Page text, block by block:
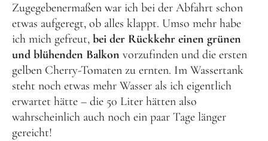
Zugegebenermaßen war ich bei der Abfahrt schon
etwas aufgeregt, ob alles klappt. Umso mehr habe
ich mich gefreut, bei der Rückkehr einen grünen
und blühenden Balkon vorzufinden und die ersten
gelben Cherry-Tomaten zu ernten. Im Wassertank
steht noch etwas mehr Wasser als ich eigentlich
erwartet hätte – die 50 Liter hätten also
wahrscheinlich auch noch ein paar Tage länger
gereicht!